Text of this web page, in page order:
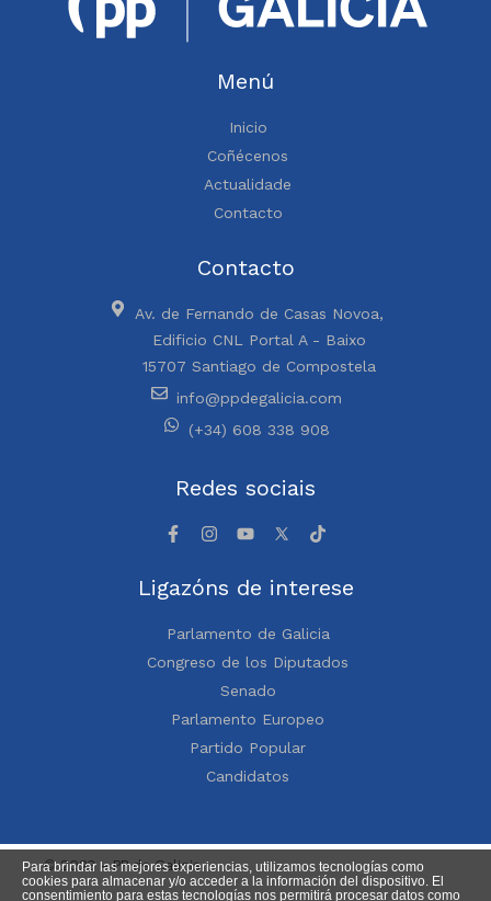
Menú
Inicio
Coñécenos
Actualidade
Contacto
Contacto
Av. de Fernando de Casas Novoa,
Edificio CNL Portal A - Baixo
15707 Santiago de Compostela
info@ppdegalicia.com
(+34) 608 338 908
Redes sociais
Ligazóns de interese
Parlamento de Galicia
Congreso de los Diputados
Senado
Parlamento Europeo
Partido Popular
Candidatos
© 2023 – PP de Galicia
Para brindar las mejores experiencias, utilizamos tecnologías como
cookies para almacenar y/o acceder a la información del dispositivo. El
consentimiento para estas tecnologías nos permitirá procesar datos como